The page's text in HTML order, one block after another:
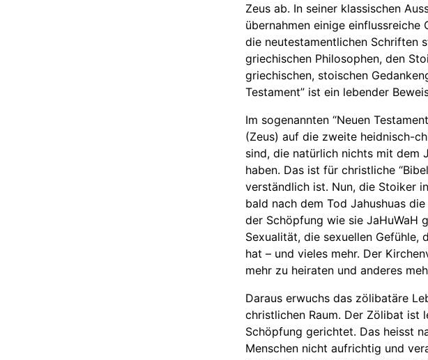
Zeus ab. In seiner klassischen
übernahmen einige
die neutestamentlichen Schriften
griechischen Philosophen, den
griechischen, stoischen
Testament” ist ein lebender
Im sogenannten “Neuen
(Zeus) auf die zweite heidnisch-
sind, die natürlich nichts mit dem
haben. Das ist für christliche
verständlich ist. Nun, die Stoiker
bald nach dem Tod Jahushuas
der Schöpfung wie sie JaHuWaH
Sexualität, die sexuellen Gefühle,
hat – und vieles mehr. Der
mehr zu heiraten und anderes
Daraus erwuchs das zölibatäre
christlichen Raum. Der Zölibat ist
Schöpfung gerichtet. Das heisst
Menschen nicht aufrichtig und